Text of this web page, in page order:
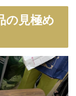
の見極め